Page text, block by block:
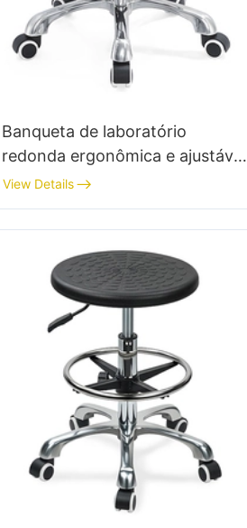
Banqueta de laboratório
redonda ergonômica e ajustável
em poliuretano com base em
estrela de alumínio IC002
View Details